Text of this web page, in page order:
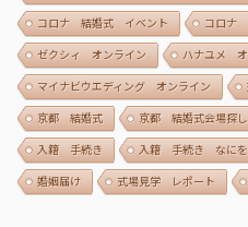
コロナ 結婚式 イベント
コロナ
ゼクシィ オンライン
ハナユメ オ
マイナビウエディング オンライン
京都 結婚式
京都 結婚式会場探し
入籍 手続き
入籍 手続き なにを
婚姻届け
式場見学 レポート